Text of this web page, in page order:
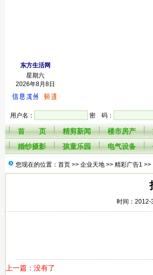
东方生活网
星期六
2026年8月8日
用户名： 密 码：
首 页 精剪新闻 楼市房产
婚纱摄影
孩童乐园 电气设备
您现在的位置：首页 >> 企业天地 >> 精彩广告1 >>
时间：2012-
上一篇：没有了